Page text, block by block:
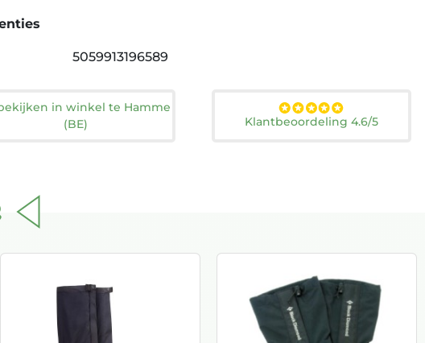
5059913196589
in winkel te Hamme
(BE)
Klantbeoordeling 4.6/5